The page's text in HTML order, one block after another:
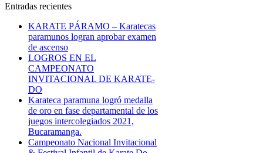
Entradas recientes
KARATE PÁRAMO – Karatecas
paramunos logran aprobar examen
de ascenso
LOGROS EN EL
CAMPEONATO
INVITACIONAL DE KARATE-
DO
Karateca paramuna logró medalla
de oro en fase departamental de los
juegos intercolegiados 2021,
Bucaramanga.
Campeonato Nacional Invitacional